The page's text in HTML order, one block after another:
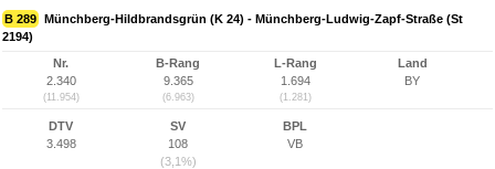
B 289 Münchberg-Hildbrandsgrün (K 24) - Münchberg-Ludwig-Zapf-Straße (St
2194)
Nr.
2.340
(11.954)
B-Rang
9.365
(6.963)
L-Rang
1.694
(1.281)
Land
BY
DTV
3.498
SV
108
(3,1%)
BPL
VB